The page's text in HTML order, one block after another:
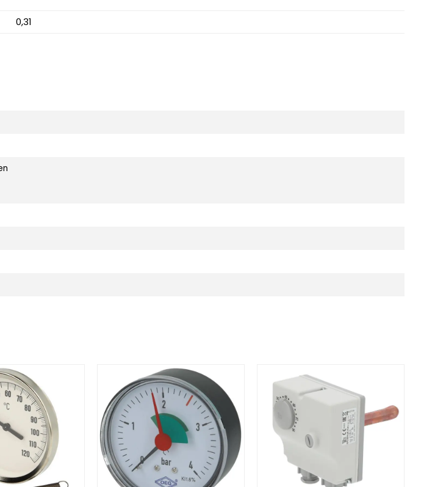
0,31